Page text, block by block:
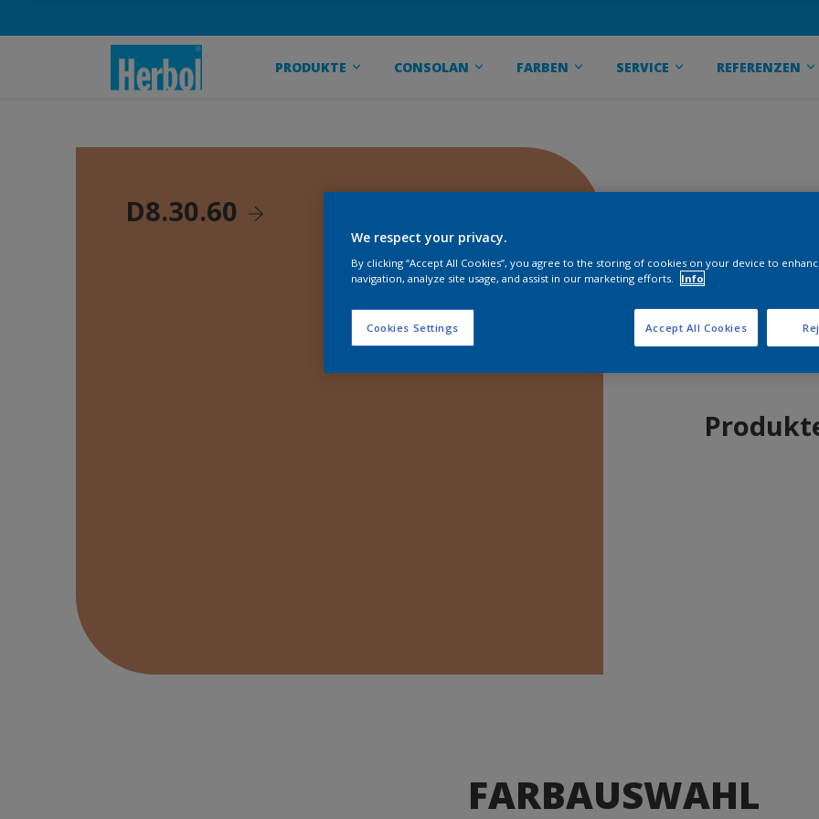
PRODUKTE CONSOLAN FARBEN SERVICE REFERENZEN
D8.30.60
FARBAUSWAHL
We respect your privacy.
By clicking “Accept All Cookies”, you agree to the storing of cookies on your device to
navigation, analyze site usage, and assist in our marketing efforts.
Info
Cookies Settings Accept All Cookies